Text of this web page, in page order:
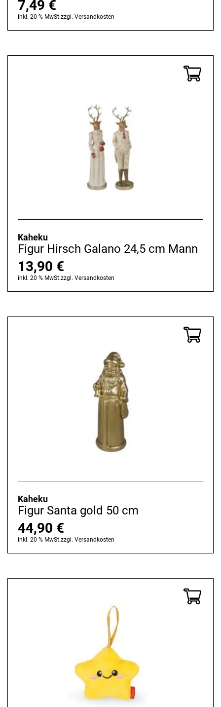
7,49 €
inkl. 20 % MwSt.zzgl. Versandkosten
Kaheku
Figur Hirsch Galano 24,5 cm Mann
13,90 €
inkl. 20 % MwSt.zzgl. Versandkosten
Kaheku
Figur Santa gold 50 cm
44,90 €
inkl. 20 % MwSt.zzgl. Versandkosten